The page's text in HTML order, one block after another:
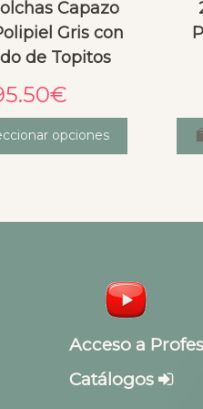
Capazo
Gris con
de Topitos
€
opciones
Acceso a
Catálogos